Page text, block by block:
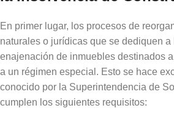
En primer lugar, los procesos de
naturales o jurídicas que se dediquen
enajenación de inmuebles destinados
a un régimen especial. Esto se hace
conocido por la Superintendencia de
cumplen los siguientes requisitos: